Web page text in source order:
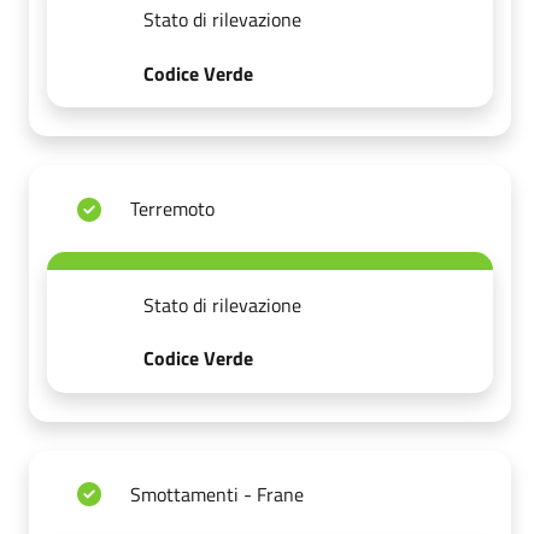
Stato di rilevazione
Codice Verde
Terremoto
Stato di rilevazione
Codice Verde
Smottamenti - Frane